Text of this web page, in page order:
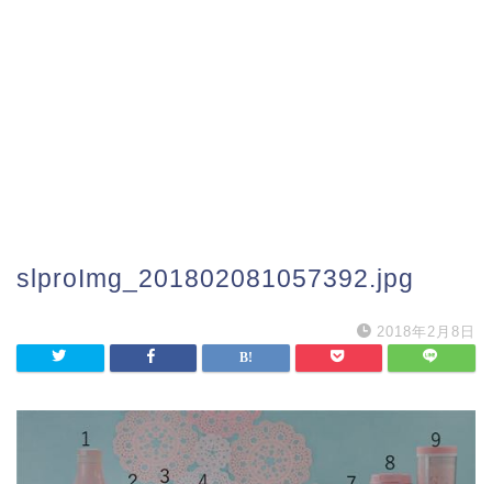
slproImg_201802081057392.jpg
2018年2月8日